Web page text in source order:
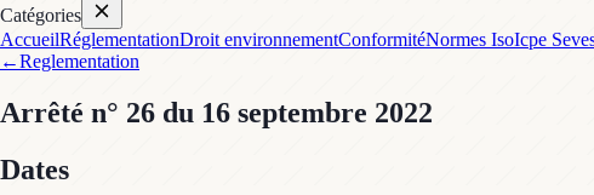
Catégories
AccueilRéglementationDroit environnementConformitéNormes IsoIcpe
←Reglementation
Arrêté n° 26 du 16 septembre 2022
Dates